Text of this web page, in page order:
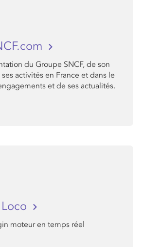
du Groupe SNCF, de son
activités en France et dans le
et de ses actualités.
moteur en temps réel